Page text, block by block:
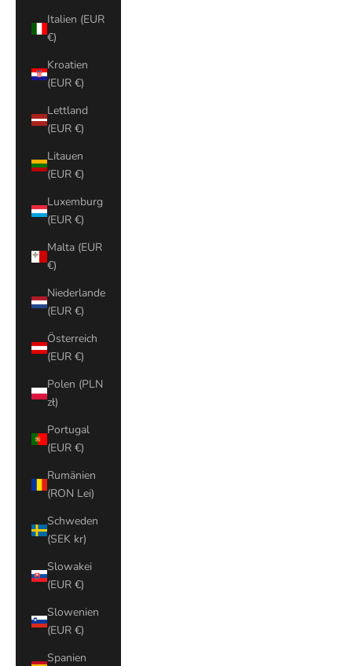
Italien (EUR
€)
Kroatien
(EUR €)
Lettland
(EUR €)
Litauen
(EUR €)
Luxemburg
(EUR €)
Malta (EUR
€)
Niederlande
(EUR €)
Österreich
(EUR €)
Polen (PLN
zł)
Portugal
(EUR €)
Rumänien
(RON Lei)
Schweden
(SEK kr)
Slowakei
(EUR €)
Slowenien
(EUR €)
Spanien